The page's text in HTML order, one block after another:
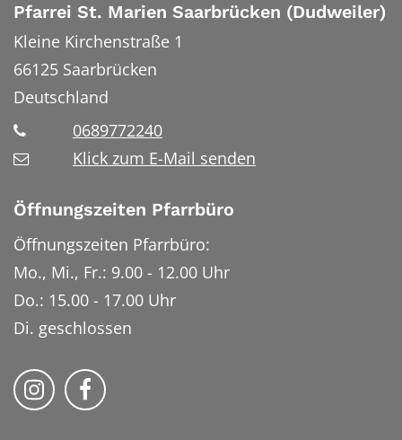
Pfarrei St. Marien Saarbrücken (Dudweiler)
Kleine Kirchenstraße 1
66125 Saarbrücken
Deutschland
0689772240
Klick zum E-Mail senden
Öffnungszeiten Pfarrbüro
Öffnungszeiten Pfarrbüro:
Mo., Mi., Fr.: 9.00 - 12.00 Uhr
Do.: 15.00 - 17.00 Uhr
Di. geschlossen
Bistum Trier auf Instragram
Bistum Trier auf Facebook